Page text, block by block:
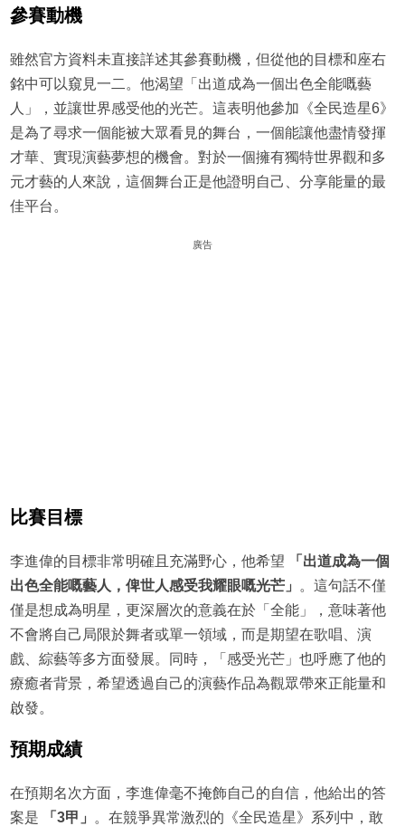
參賽動機
雖然官方資料未直接詳述其參賽動機，但從他的目標和座右
銘中可以窺見一二。他渴望「出道成為一個出色全能嘅藝
人」，並讓世界感受他的光芒。這表明他參加《全民造星6》
是為了尋求一個能被大眾看見的舞台，一個能讓他盡情發揮
才華、實現演藝夢想的機會。對於一個擁有獨特世界觀和多
元才藝的人來說，這個舞台正是他證明自己、分享能量的最
佳平台。
廣告
比賽目標
李進偉的目標非常明確且充滿野心，他希望
「出道成為一個
出色全能嘅藝人，俾世人感受我耀眼嘅光芒」
。這句話不僅
僅是想成為明星，更深層次的意義在於「全能」，意味著他
不會將自己局限於舞者或單一領域，而是期望在歌唱、演
戲、綜藝等多方面發展。同時，「感受光芒」也呼應了他的
療癒者背景，希望透過自己的演藝作品為觀眾帶來正能量和
啟發。
預期成績
在預期名次方面，李進偉毫不掩飾自己的自信，他給出的答
案是
「3甲」
。在競爭異常激烈的《全民造星》系列中，敢